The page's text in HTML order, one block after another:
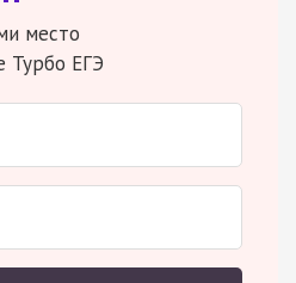
место
Турбо ЕГЭ